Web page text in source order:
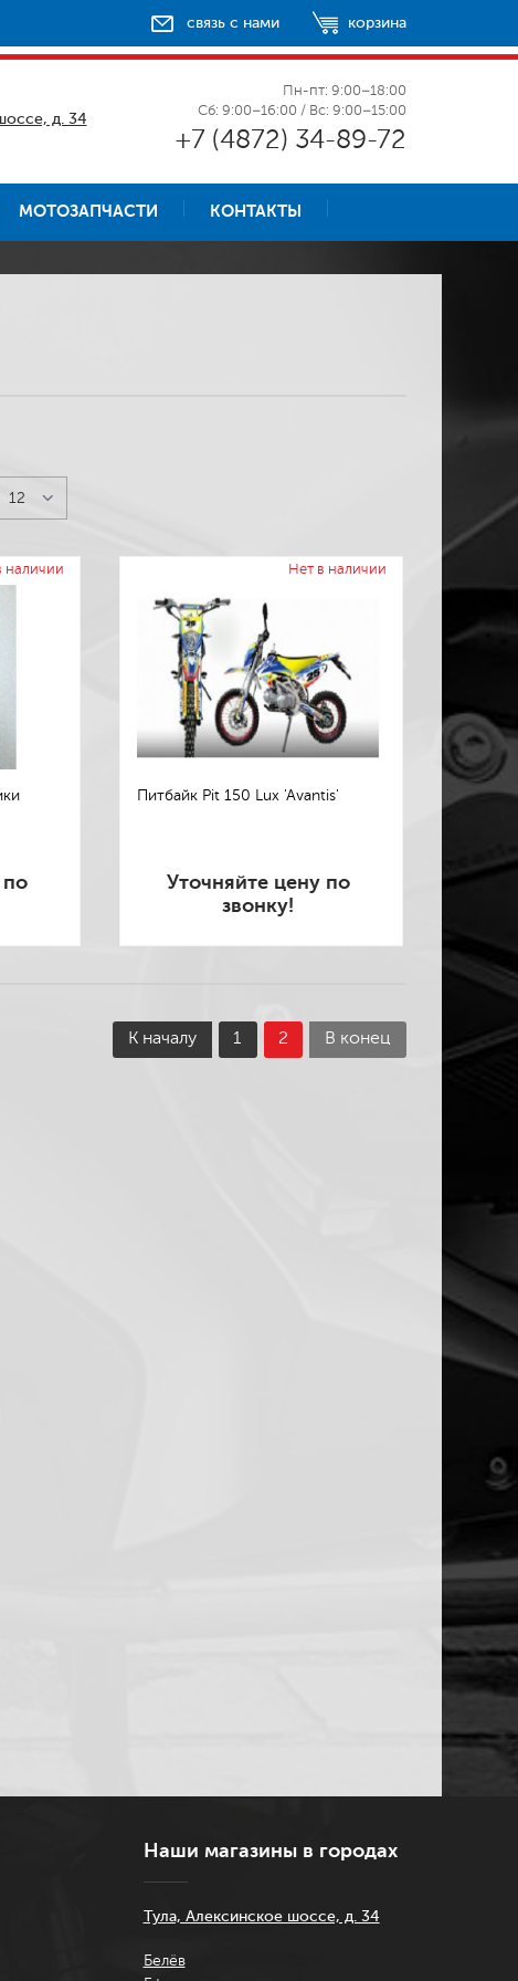
корзина
связь с нами
д. 34
Пн-пт: 9:00–18:00
Сб: 9:00–16:00 / Вс: 9:00–15:00
+7 (4872) 34-89-72
МОТОЗАПЧАСТИ КОНТАКТЫ
12
по
наличии
Питбайк Pit 150 Lux 'Avantis'
Уточняйте цену по
звонку!
Нет в наличии
К началу 1 2 В конец
Наши магазины в городах
Тула, Алексинское шоссе, д. 34
Белёв